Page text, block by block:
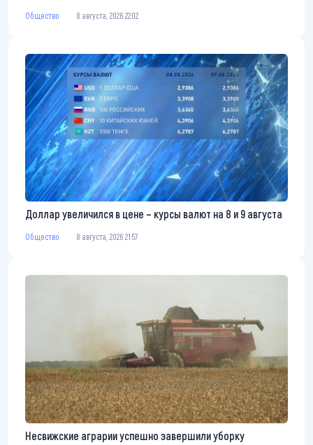
Общество 8 августа, 2026 22:02
Доллар увеличился в цене – курсы валют на 8 и 9 августа
Общество 8 августа, 2026 21:57
Несвижские аграрии успешно завершили уборку